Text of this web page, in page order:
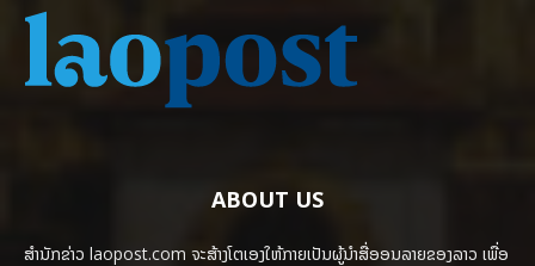
ABOUT US
ສຳນັກຂ່າວ laopost.com ຈະສ້າງໂຕເອງໃຫ້ກາຍເປັນຜູ້ນຳສື່ອອນລາຍຂອງລາວ ເພື່ອ